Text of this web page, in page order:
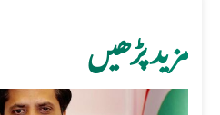
مزید پڑھیں